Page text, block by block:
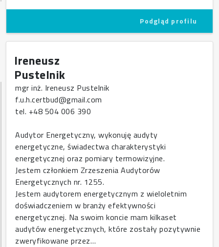
Podgląd profilu
Ireneusz
Pustelnik
mgr inż. Ireneusz Pustelnik
f.u.h.certbud@gmail.com
tel. +48 504 006 390
Audytor Energetyczny, wykonuję audyty
energetyczne, świadectwa charakterystyki
energetycznej oraz pomiary termowizyjne.
Jestem członkiem Zrzeszenia Audytorów
Energetycznych nr. 1255.
Jestem audytorem energetycznym z wieloletnim
doświadczeniem w branży efektywności
energetycznej. Na swoim koncie mam kilkaset
audytów energetycznych, które zostały pozytywnie
zweryfikowane przez…